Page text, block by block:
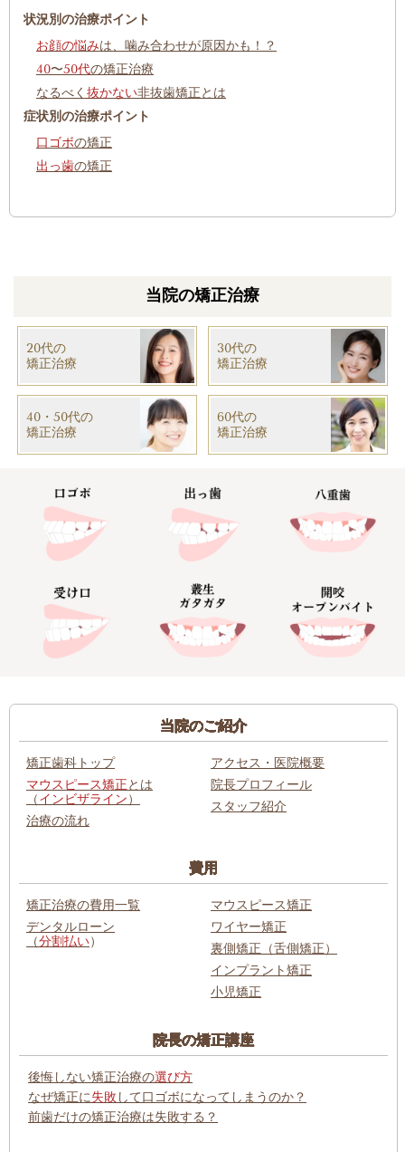
状況別の治療ポイント
お顔の悩みは、噛み合わせが原因かも！？
40〜50代の矯正治療
なるべく 抜かない非抜歯矯正とは
症状別の治療ポイント
口ゴボの矯正
出っ歯の矯正
当院の矯正治療
20代の
矯正治療
30代の
​矯正治療
40・50代の
​矯正治療
60代の
​矯正治療
当院のご紹介
矯正歯科トップ
マウスピース矯正とは
（インビザライン）
治療の流れ
アクセス・医院概要
院長プロフィール
スタッフ紹介
費用
矯正治療の費用一覧
デンタルローン
（分割払い）
マウスピース矯正
ワイヤー矯正
裏側矯正（舌側矯正）
インプラント矯正
小児矯正
院長の矯正講座
後悔しない矯正治療の選び方
なぜ矯正に失敗 して口ゴボになってしまうのか？
前歯だけの矯正治療は失敗する？